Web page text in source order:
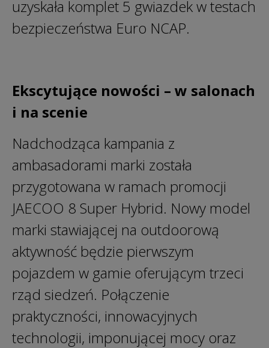
uzyskała komplet 5 gwiazdek w testach
bezpieczeństwa Euro NCAP.
Ekscytujące nowości – w salonach
i na scenie
Nadchodząca kampania z
ambasadorami marki została
przygotowana w ramach promocji
JAECOO 8 Super Hybrid. Nowy model
marki stawiającej na outdoorową
aktywność będzie pierwszym
pojazdem w gamie oferującym trzeci
rząd siedzeń. Połączenie
praktyczności, innowacyjnych
technologii, imponującej mocy oraz